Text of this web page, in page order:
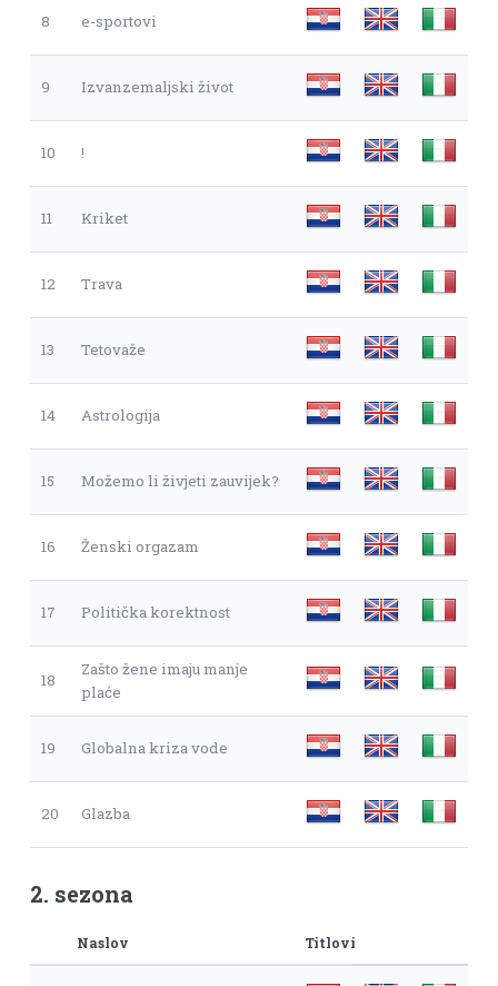
8 e-sportovi
9 Izvanzemaljski život
10 !
11 Kriket
12 Trava
13 Tetovaže
14 Astrologija
15 Možemo li živjeti zauvijek?
16 Ženski orgazam
17 Politička korektnost
18
Zašto žene imaju manje
plaće
19 Globalna kriza vode
20 Glazba
2. sezona
Naslov Titlovi